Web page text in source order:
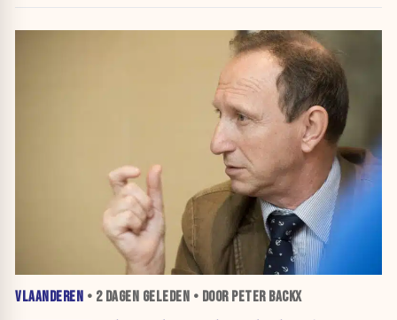
VLAANDEREN • 2 DAGEN GELEDEN • DOOR PETER BACKX